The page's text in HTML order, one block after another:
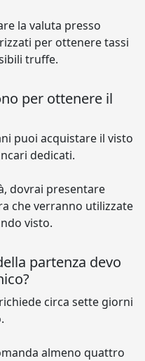
la valuta presso
per ottenere tassi
truffe.
per ottenere il
puoi acquistare il visto
dedicati.
dovrai presentare
che verranno utilizzate
visto.
partenza devo
circa sette giorni
almeno quattro